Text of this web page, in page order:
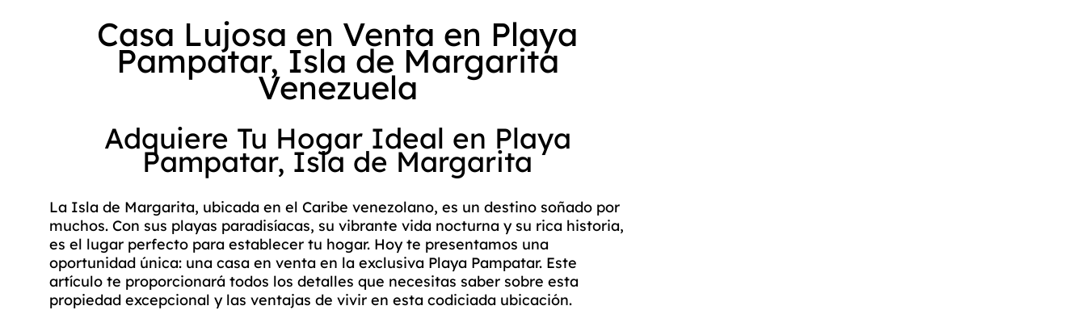
Casa Lujosa en Venta en Playa
Pampatar, Isla de Margarita
Venezuela
Adquiere Tu Hogar Ideal en Playa
Pampatar, Isla de Margarita
La Isla de Margarita, ubicada en el Caribe venezolano, es un destino soñado por
muchos. Con sus playas paradisíacas, su vibrante vida nocturna y su rica historia,
es el lugar perfecto para establecer tu hogar. Hoy te presentamos una
oportunidad única: una casa en venta en la exclusiva Playa Pampatar. Este
artículo te proporcionará todos los detalles que necesitas saber sobre esta
propiedad excepcional y las ventajas de vivir en esta codiciada ubicación.